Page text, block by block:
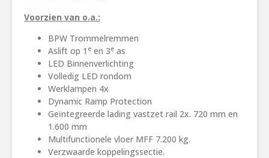
Voorzien van o.a.:
BPW Trommelremmen
Aslift op 1 e en 3e as
LED Binnenverlichting
Volledig LED rondom
Werklampen 4x
Dynamic Ramp Protection
Geïntegreerde lading vastzet rail 2x. 720 mm en
1.600 mm
Multifunctionele vloer MFF 7.200 kg.
Verzwaarde koppelingssectie.